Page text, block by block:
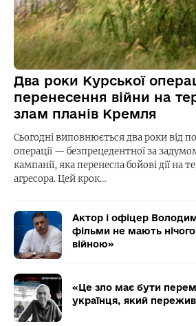
Два роки Курської
перенесення війни на
злам планів Кремля
Сьогодні виповнюється два роки від
операції — безпрецедентної за
кампанії, яка перенесла бойові дії на
агресора. Цей крок…
Актор і офіцер
фільми не мають нічого
війною»
«Це зло має бути
українця, який